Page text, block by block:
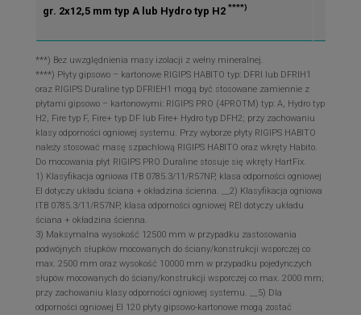
gr. 2x12,5 mm typ A lub Hydro typ H2****)
***) Bez uwzględnienia masy izolacji z wełny mineralnej.
****) Płyty gipsowo – kartonowe RIGIPS HABITO typ: DFRI lub DFRIH1
oraz RIGIPS Duraline typ DFRIEH1 mogą być stosowane zamiennie z
płytami gipsowo – kartonowymi: RIGIPS PRO (4PROTM) typ: A, Hydro typ
H2, Fire typ F, Fire+ typ DF lub Fire+ Hydro typ DFH2; przy zachowaniu
klasy odporności ogniowej systemu. Przy wyborze płyty RIGIPS HABITO
należy stosować masę szpachlową RIGIPS HABITO oraz wkręty Habito.
Do mocowania płyt RIGIPS PRO Duraline stosuje się wkręty HartFix.
1) Klasyfikacja ogniowa ITB 0785.3/11/R57NP, klasa odporności ogniowej
EI dotyczy układu ściana + okładzina ścienna. __2) Klasyfikacja ogniowa
ITB 0785.3/11/R57NP, klasa odporności ogniowej REI dotyczy układu
ściana + okładzina ścienna.
3) Maksymalna wysokość 12500 mm w przypadku zastosowania
podwójnych słupków mocowanych do ściany/konstrukcji wsporczej co
max. 2500 mm oraz wysokość 10000 mm w przypadku pojedynczych
słupów mocowanych do ściany/konstrukcji wsporczej co max. 2000 mm;
przy zachowaniu klasy odporności ogniowej systemu. __5) Dla
odporności ogniowej EI 120 płyty gipsowo-kartonowe mogą zostać